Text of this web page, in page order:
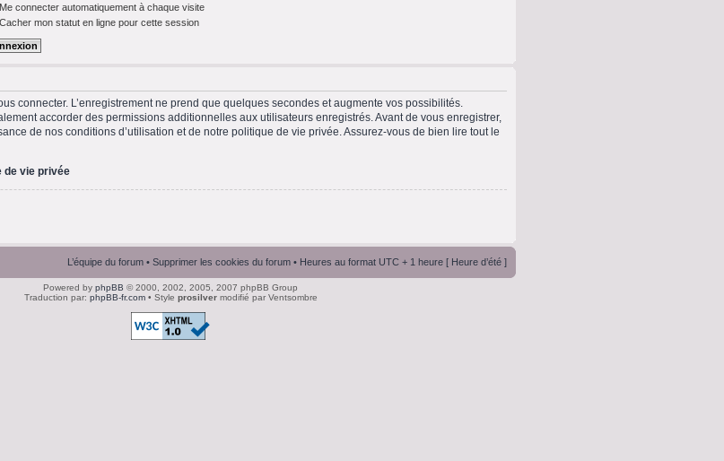
Me connecter automatiquement à chaque visite
Cacher mon statut en ligne pour cette session
connecter. L’enregistrement ne prend que quelques secondes et augmente vos possibilités.
accorder des permissions additionnelles aux utilisateurs enregistrés. Avant de vous enregistrer,
de nos conditions d’utilisation et de notre politique de vie privée. Assurez-vous de bien lire tout le
de vie privée
L’équipe du forum • Supprimer les cookies du forum • Heures au format UTC + 1 heure [ Heure d’été ]
Powered by phpBB © 2000, 2002, 2005, 2007 phpBB Group
Traduction par: phpBB-fr.com• Style prosilvermodifié par Ventsombre